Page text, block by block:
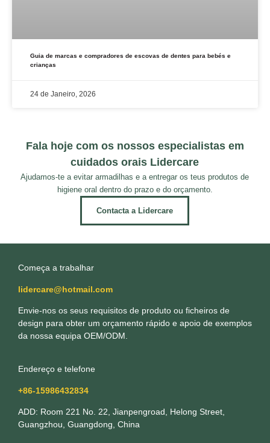
Guia de marcas e compradores de escovas de dentes para bebés e
crianças
24 de Janeiro, 2026
Fala hoje com os nossos especialistas em
cuidados orais Lidercare
Ajudamos-te a evitar armadilhas e a entregar os teus produtos de
higiene oral dentro do prazo e do orçamento.
Contacta a Lidercare
Começa a trabalhar
lidercare@hotmail.com
Envie-nos os seus requisitos de produto ou ficheiros de
design para obter um orçamento rápido e apoio de exemplos
da nossa equipa OEM/ODM.
Endereço e telefone
+86-15986432834
ADD: Room 221 No. 22, Jianpengroad, Helong Street,
Guangzhou, Guangdong, China